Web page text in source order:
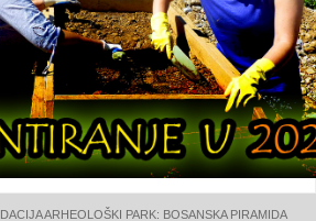
ARHEOLOŠKI PARK: BOSANSKA PIRAMIDA